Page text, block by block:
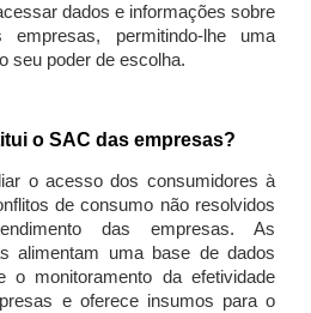
dados e informações sobre
empresas, permitindo-lhe uma
seu poder de escolha.
o SAC das empresas?
o acesso dos consumidores à
de consumo não resolvidos
das empresas. As
alimentam uma base de dados
o monitoramento da efetividade
e oferece insumos para o